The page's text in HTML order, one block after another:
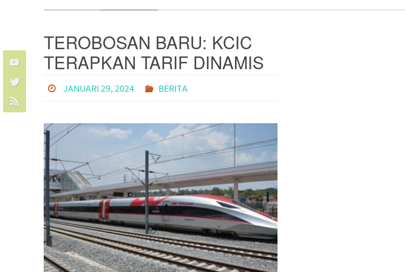
TEROBOSAN BARU: KCIC
TERAPKAN TARIF DINAMIS
UNTUK KERETA CEPAT
FEBRUARI 2024
JANUARI 29, 2024 BERITA